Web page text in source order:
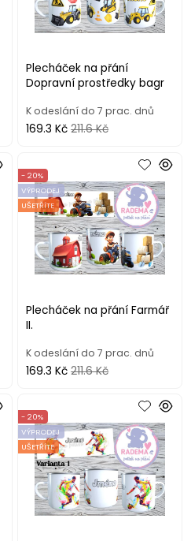
Plecháček na přání
Dopravní prostředky bagr
K odeslání do 7 prac. dnů
169.3 Kč 211.6 Kč
Plecháček na přání Farmář
II.
- 20%
VÝPRODEJ
UŠETŘÍTE
K odeslání do 7 prac. dnů
169.3 Kč 211.6 Kč
- 20%
VÝPRODEJ
UŠETŘÍTE